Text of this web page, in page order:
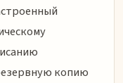
копию